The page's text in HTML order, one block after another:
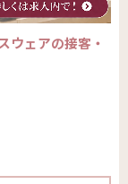
ウェアの接客・